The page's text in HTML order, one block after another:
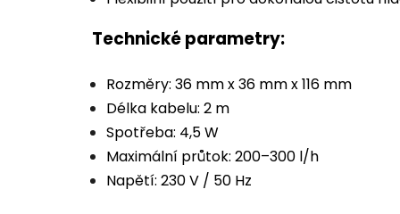
Technické parametry:
Rozměry: 36 mm x 36 mm x 116 mm
Délka kabelu: 2 m
Spotřeba: 4,5 W
Maximální průtok: 200–300 l/h
Napětí: 230 V / 50 Hz